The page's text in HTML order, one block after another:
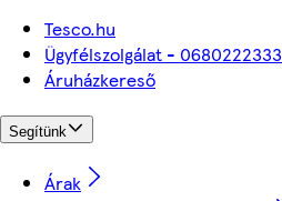
Tesco.hu
Ügyfélszolgálat - 0680222333
Áruházkereső
Segítünk
Árak